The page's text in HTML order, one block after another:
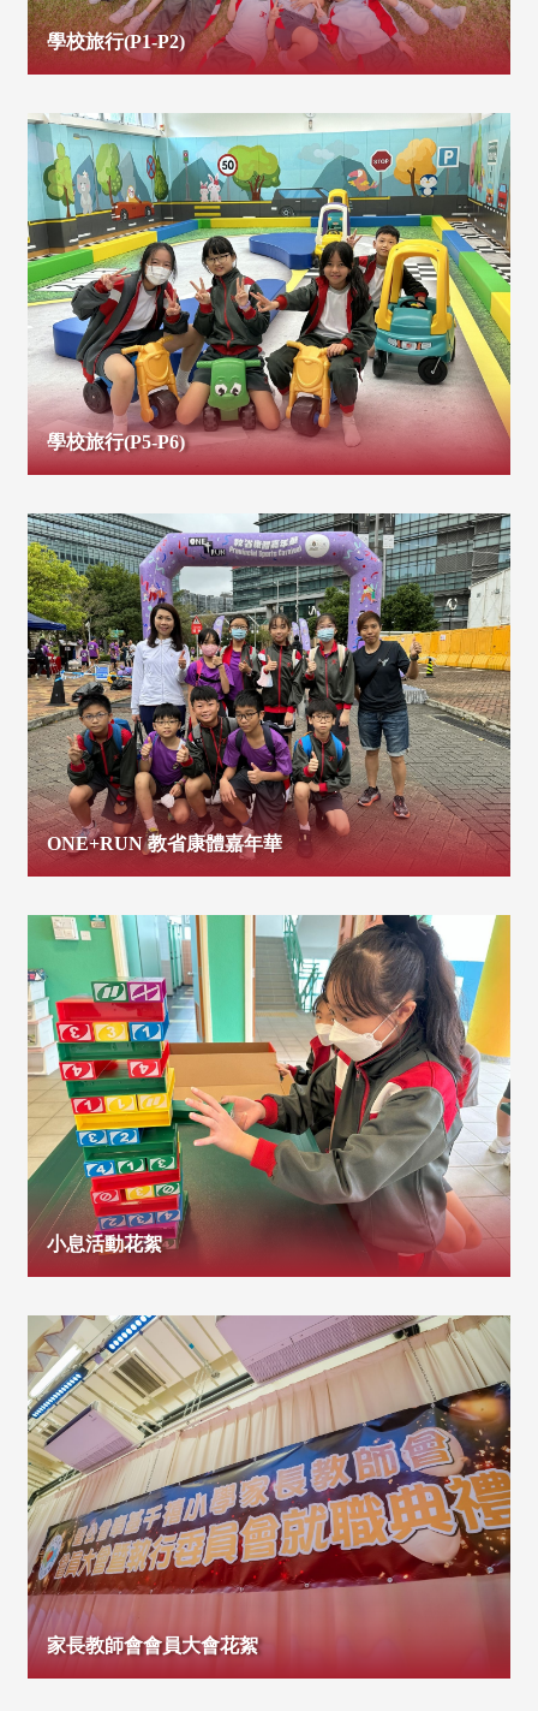
學校旅行(P1-P2)
學校旅行(P5-P6)
ONE+RUN 教省康體嘉年華
小息活動花絮
家長教師會會員大會花絮